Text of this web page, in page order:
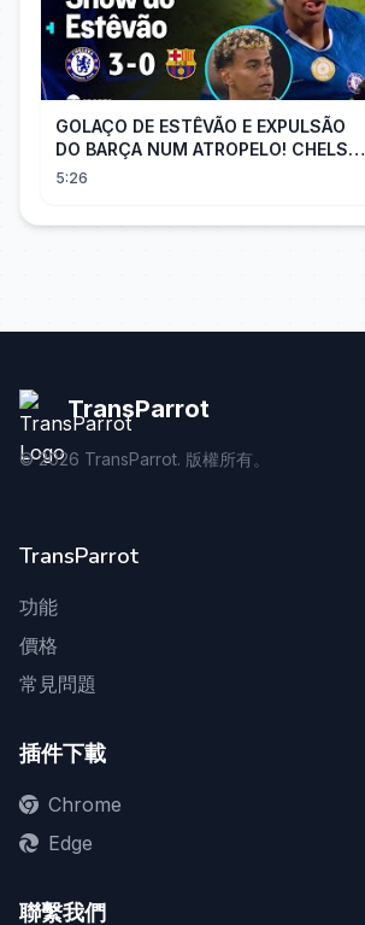
GOLAÇO DE ESTÊVÃO E EXPULSÃO
DO BARÇA NUM ATROPELO! CHELSEA
3X0 BARCELONA - MELHORES
5:26
TransParrot
©2026 TransParrot. 版權所有。
TransParrot
功能
價格
常見問題
插件下載
Chrome
Edge
聯繫我們